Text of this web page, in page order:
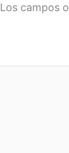
Los campos